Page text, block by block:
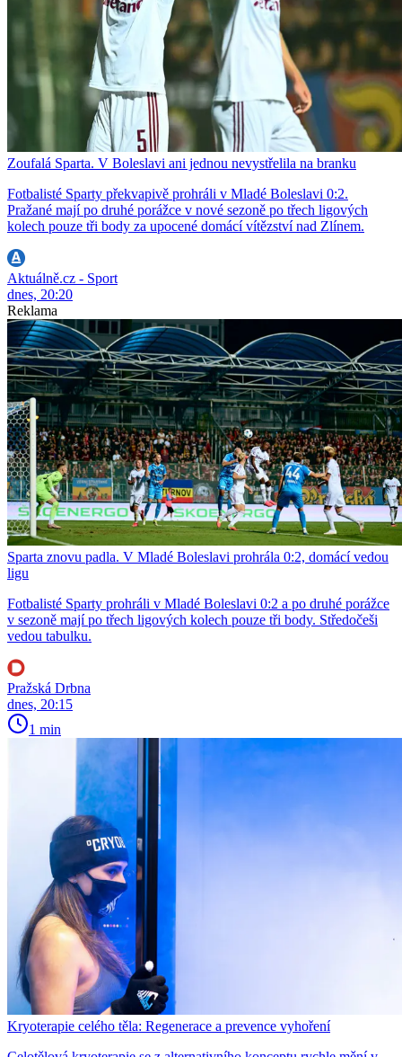
Zoufalá Sparta. V Boleslavi ani jednou nevystřelila na branku
Fotbalisté Sparty překvapivě prohráli v Mladé Boleslavi 0:2.
Pražané mají po druhé porážce v nové sezoně po třech ligových
kolech pouze tři body za upocené domácí vítězství nad Zlínem.
Aktuálně.cz - Sport
dnes, 20:20
Reklama
Sparta znovu padla. V Mladé Boleslavi prohrála 0:2, domácí vedou
ligu
Fotbalisté Sparty prohráli v Mladé Boleslavi 0:2 a po druhé porážce
v sezoně mají po třech ligových kolech pouze tři body. Středočeši
vedou tabulku.
Pražská Drbna
dnes, 20:15
1 min
Kryoterapie celého těla: Regenerace a prevence vyhoření